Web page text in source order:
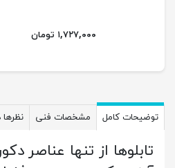
۱,۷۲۷,۰۰۰ تومان
توضیحات کامل مشخصات فنی نظرها
تابلوها از تنها عناصر